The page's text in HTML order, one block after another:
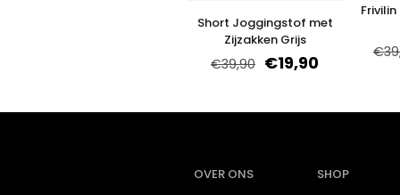
Short Joggingstof met
Zijzakken Grijs
€39,90 €19,90
€
OVER ONS
SHOP